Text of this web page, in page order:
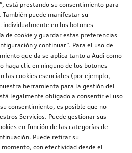
está prestando su consentimiento para
puede manifestar su
individualmente en los botones
de cookie y guardar estas preferencias
y continuar”. Para el uso de
que da se aplica tanto a Audi como
haga clic en ninguno de los botones
las cookies esenciales (por ejemplo,
herramienta para la gestión del
legalmente obligado a consentir el uso
consentimiento, es posible que no
Servicios. Puede gestionar sus
en función de las categorías de
Puede retirar su
con efectividad desde el